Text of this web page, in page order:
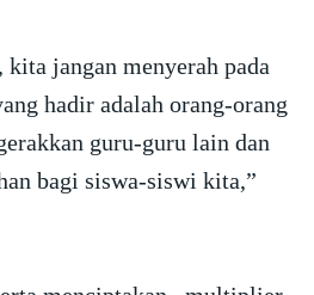
kita jangan menyerah pada
hadir adalah orang-orang
guru-guru lain dan
bagi siswa-siswi kita,”